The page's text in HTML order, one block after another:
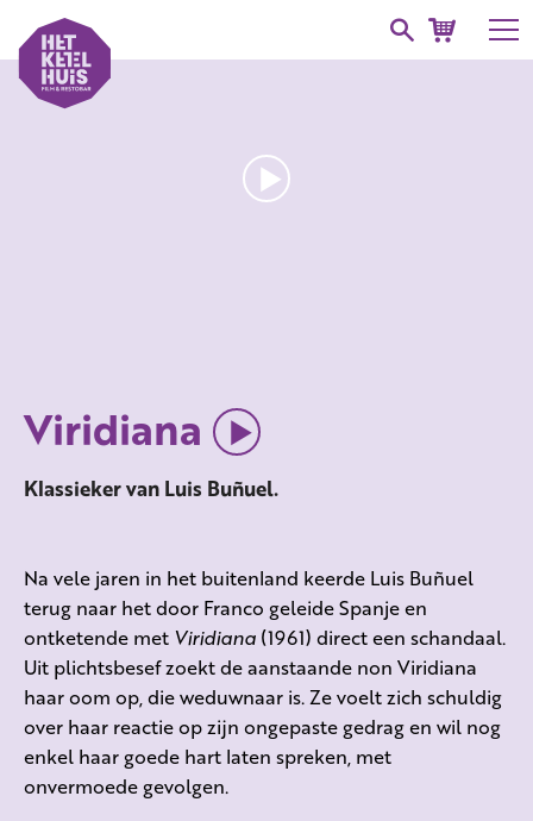
Viridiana
Klassieker van Luis Buñuel.
Na vele jaren in het buitenland keerde Luis Buñuel
terug naar het door Franco geleide Spanje en
ontketende met Viridiana (1961) direct een schandaal.
Uit plichtsbesef zoekt de aanstaande non Viridiana
haar oom op, die weduwnaar is. Ze voelt zich schuldig
over haar reactie op zijn ongepaste gedrag en wil nog
enkel haar goede hart laten spreken, met
onvermoede gevolgen.